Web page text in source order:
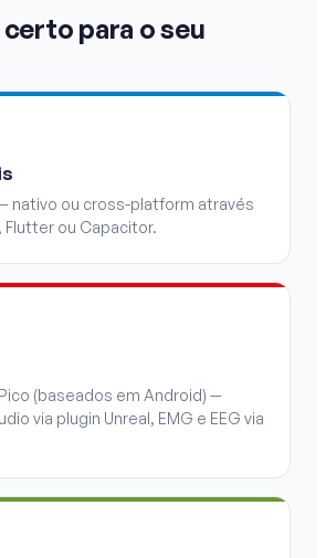
para o seu
nativo ou cross-platform através
Flutter ou Capacitor.
(baseados em Android) —
via plugin Unreal, EMG e EEG via